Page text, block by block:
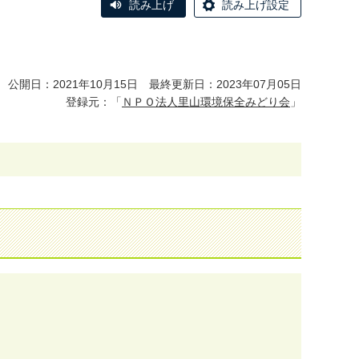
読み上げ 読み上げ設定
公開日：2021年10月15日 最終更新日：2023年07月05日
登録元：「 ＮＰＯ法人里山環境保全みどり会 」